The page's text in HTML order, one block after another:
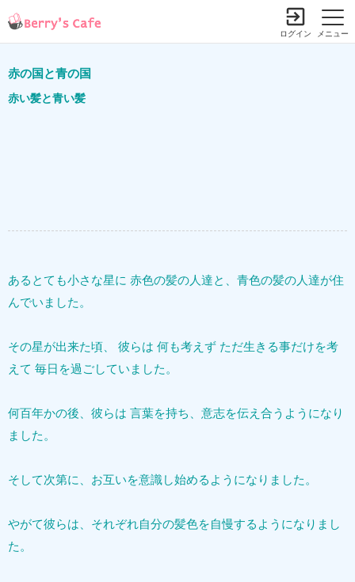
メニュー
ログイン
赤の国と青の国
赤い髪と青い髪
あるとても小さな星に 赤色の髪の人達と、青色の髪の人達が住
んでいました。
その星が出来た頃、 彼らは 何も考えず ただ生きる事だけを考
えて 毎日を過ごしていました。
何百年かの後、彼らは 言葉を持ち、意志を伝え合うようになり
ました。
そして次第に、お互いを意識し始めるようになりました。
やがて彼らは、それぞれ自分の髪色を自慢するようになりまし
た。